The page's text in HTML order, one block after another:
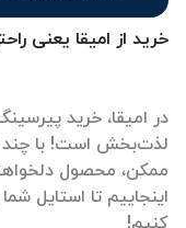
خرید از امیقا یعنی
در امیقا، خرید
لذت‌بخش است! با چند
ممکن، محصول
اینجاییم تا استایل